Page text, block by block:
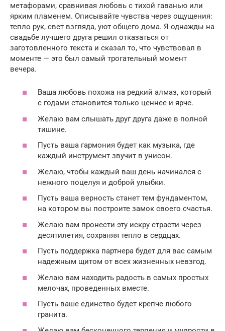
метафорами, сравнивая любовь с тихой гаванью или
ярким пламенем. Описывайте чувства через ощущения:
тепло рук, свет взгляда, уют общего дома. Я однажды на
свадьбе лучшего друга решил отказаться от
заготовленного текста и сказал то, что чувствовал в
моменте — это был самый трогательный момент
вечера.
Ваша любовь похожа на редкий алмаз, который
с годами становится только ценнее и ярче.
Желаю вам слышать друг друга даже в полной
тишине.
Пусть ваша гармония будет как музыка, где
каждый инструмент звучит в унисон.
Желаю, чтобы каждый ваш день начинался с
нежного поцелуя и доброй улыбки.
Пусть ваша верность станет тем фундаментом,
на котором вы построите замок своего счастья.
Желаю вам пронести эту искру страсти через
десятилетия, сохраняя тепло в сердцах.
Пусть поддержка партнера будет для вас самым
надежным щитом от всех жизненных невзгод.
Желаю вам находить радость в самых простых
мелочах, проведенных вместе.
Пусть ваше единство будет крепче любого
гранита.